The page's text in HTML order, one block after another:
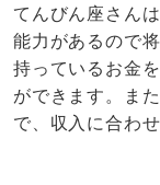
てんびん座さん
能力があるので
持っているお金
ができます。ま
で、収入に合わ